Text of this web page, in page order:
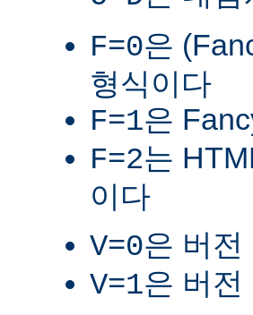
F=0은
형식이다
F=1은
F=2는
이다
V=0은 버전
V=1은 버전